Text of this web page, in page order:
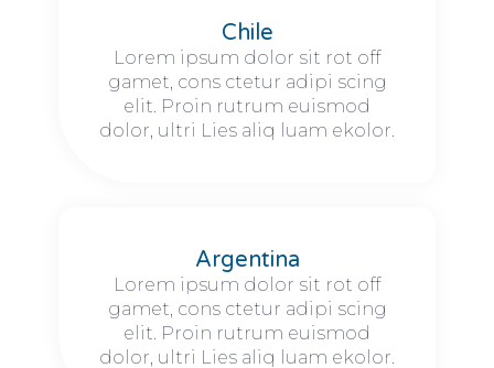
Chile
Lorem ipsum dolor sit rot off
gamet, cons ctetur adipi scing
elit. Proin rutrum euismod
dolor, ultri Lies aliq luam ekolor.
Argentina
Lorem ipsum dolor sit rot off
gamet, cons ctetur adipi scing
elit. Proin rutrum euismod
dolor, ultri Lies aliq luam ekolor.